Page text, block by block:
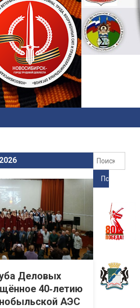
Организация
Пенсионеров
Военной
и
Органов
Деловых
40‑летию
АЭС